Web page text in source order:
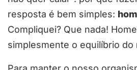
resposta é bem simples:
Compliquei? Que nada!
simplesmente o equilíbrio do